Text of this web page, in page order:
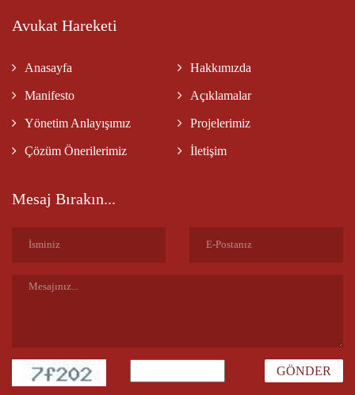
Avukat Hareketi
Anasayfa Hakkımızda
Manifesto Açıklamalar
Yönetim Anlayışımız Projelerimiz
Çözüm Önerilerimiz İletişim
Mesaj Bırakın...
GÖNDER